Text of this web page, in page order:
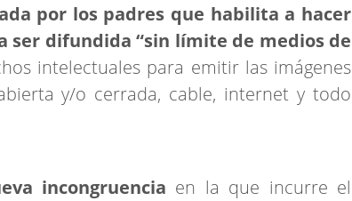
por los padres que habilita a hacer
ser difundida “sin límite de medios de
intelectuales para emitir las imágenes
y/o cerrada, cable, internet y todo
incongruencia en la que incurre el